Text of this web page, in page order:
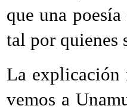
que una
tal por quienes
La explicación
vemos a